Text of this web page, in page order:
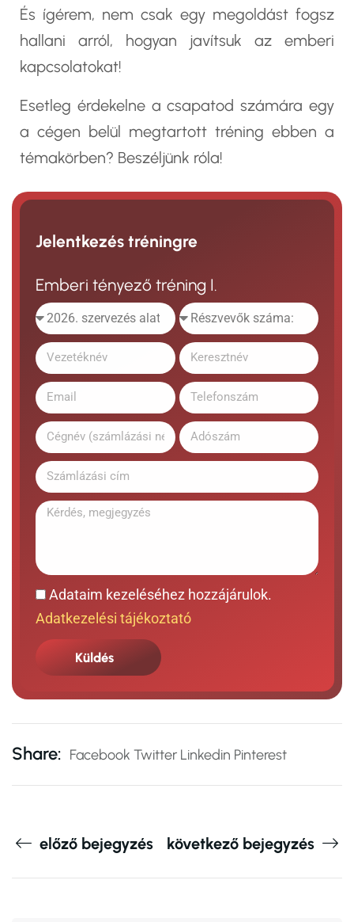
És ígérem, nem csak egy megoldást fogsz
hallani arról, hogyan javítsuk az emberi
kapcsolatokat!
Esetleg érdekelne a csapatod számára egy
a cégen belül megtartott tréning ebben a
témakörben? Beszéljünk róla!
Jelentkezés tréningre
Emberi tényező tréning I.
Adataim kezeléséhez hozzájárulok.
Adatkezelési tájékoztató
Küldés
Share: Facebook Twitter Linkedin Pinterest
előző bejegyzés következő bejegyzés